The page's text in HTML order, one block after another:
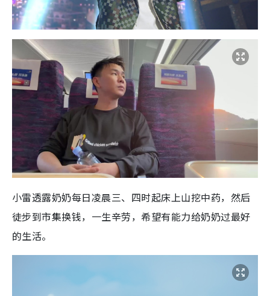
小雷透露奶奶每日凌晨三、四时起床上山挖中药，然后
徒步到市集换钱，一生辛劳，希望有能力给奶奶过最好
的生活。